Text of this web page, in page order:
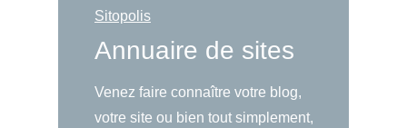
Sitopolis
Annuaire de sites
Venez faire connaître votre blog,
votre site ou bien tout simplement,